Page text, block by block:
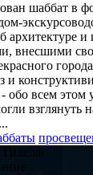
шаббат в
архитектуре
внесшими
и
всем этом
взглянуть